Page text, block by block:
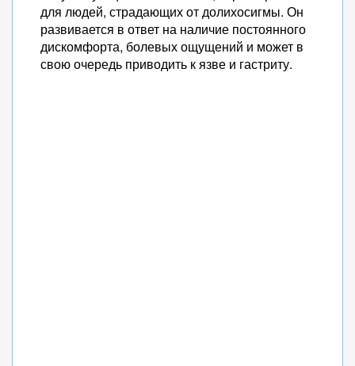
для людей, страдающих от долихосигмы. Он
развивается в ответ на наличие постоянного
дискомфорта, болевых ощущений и может в
свою очередь приводить к язве и гастриту.